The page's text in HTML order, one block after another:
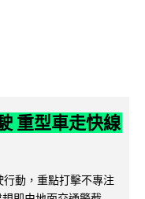
重型車走快線
動，重點打擊不專注